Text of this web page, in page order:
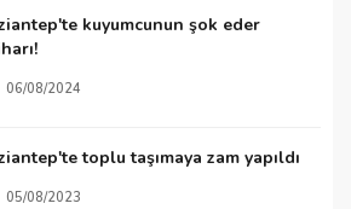
kuyumcunun şok eder
06/08/2024
toplu taşımaya zam yapıldı
05/08/2023